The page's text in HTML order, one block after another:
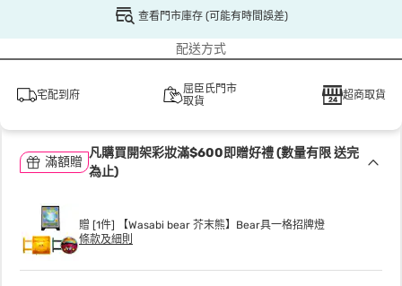
查看門市庫存 (可能有時間誤差)
配送方式
宅配到府
屈臣氏門市
取貨
超商取貨
滿額贈
凡購買開架彩妝滿$600即贈好禮 (數量有限 送完
為止)
贈 [1件] 【Wasabi bear 芥末熊】Bear具一格招牌燈
條款及細則